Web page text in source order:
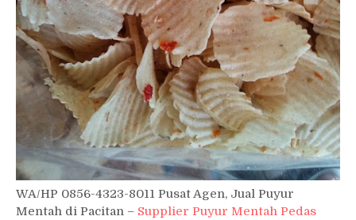
WA/HP 0856-4323-8011 Pusat Agen, Jual Puyur
Mentah di Pacitan – Supplier Puyur Mentah Pedas